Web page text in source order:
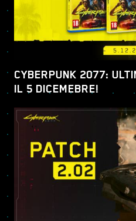
CYBERPUNK 2077:
IL 5 DICEMEBRE!